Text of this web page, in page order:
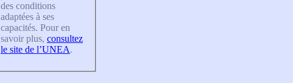
des conditions
adaptées à ses
capacités. Pour en
savoir plus, consultez
le site de l’UNEA.